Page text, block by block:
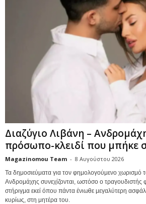
Διαζύγιο Λιβάνη –
πρόσωπο-κλειδί που μπήκε
Magazinomou Team - 8 Αυγούστου 2026
Τα δημοσιεύματα για τον φημολογούμενο χωρισμό
Ανδρομάχης συνεχίζονται, ωστόσο ο τραγουδιστής
στήριγμα εκεί όπου πάντα ένιωθε μεγαλύτερη
κυρίως, στη μητέρα του.